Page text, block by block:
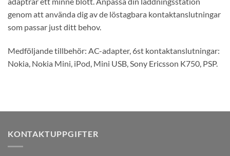
genom att använda dig av de löstagbara kontaktanslutningar
som passar just ditt behov.
Medföljande tillbehör: AC-adapter, 6st kontaktanslutningar:
Nokia, Nokia Mini, iPod, Mini USB, Sony Ericsson K750, PSP.
KONTAKTUPPGIFTER